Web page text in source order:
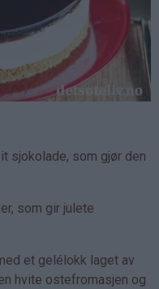
sjokolade, som gjør den
som gir julete
et gelélokk laget av
hvite ostefromasjen og